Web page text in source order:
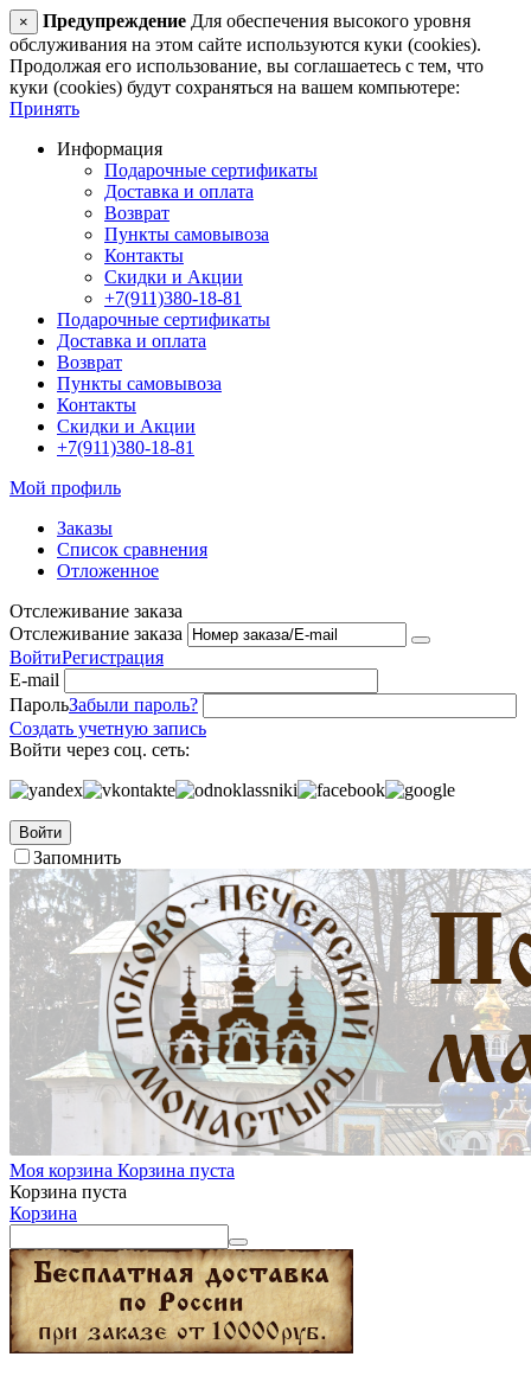
× Предупреждение Для обеспечения высокого уровня
обслуживания на этом сайте используются куки (cookies).
Продолжая его использование, вы соглашаетесь с тем, что
куки (cookies) будут сохраняться на вашем компьютере:
Принять
Информация
Подарочные сертификаты
Доставка и оплата
Возврат
Пункты самовывоза
Контакты
Скидки и Акции
+7(911)380-18-81
Подарочные сертификаты
Доставка и оплата
Возврат
Пункты самовывоза
Контакты
Скидки и Акции
+7(911)380-18-81
Мой профиль
Заказы
Список сравнения
Отложенное
Отслеживание заказа
Отслеживание заказа
ВойтиРегистрация
E-mail
ПарольЗабыли пароль?
Создать учетную запись
Войти через соц. сеть:
Войти
Запомнить
Моя корзина Корзина пуста
Корзина пуста
Корзина